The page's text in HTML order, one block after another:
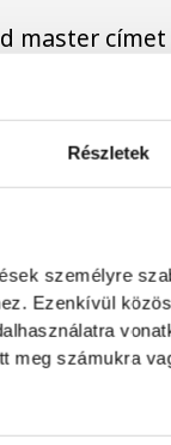
Részletek
személyre
Ezenkívül
meg számukra
master
Eb:
bajnokság